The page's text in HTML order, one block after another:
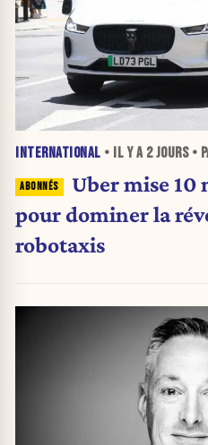
INTERNATIONAL • IL Y A 2 JOURS•
Uber mise 10
pour dominer la
robotaxis